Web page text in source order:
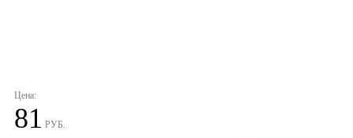
Цена:
81 РУБ.